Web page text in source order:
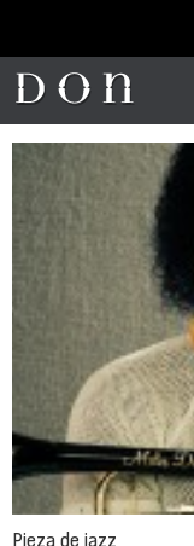
Pieza de jazz